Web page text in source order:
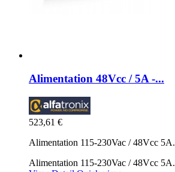
Alimentation 48Vcc / 5A -...
523,61 €
Alimentation 115-230Vac / 48Vcc 5A.
Alimentation 115-230Vac / 48Vcc 5A.